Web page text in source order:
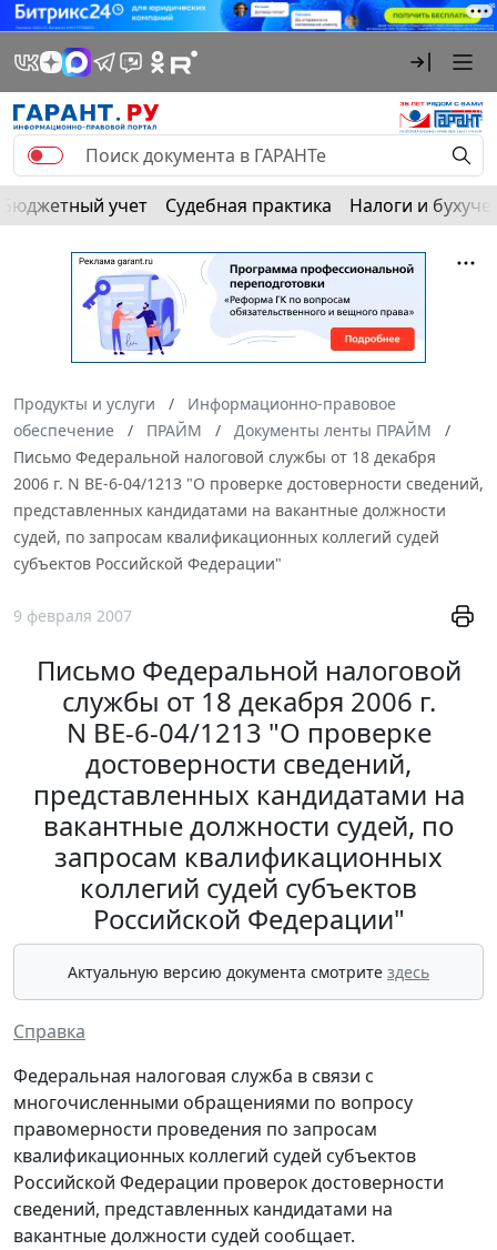
Бюджетный учет Судебная практика Налоги и
Продукты и услуги
Информационно-правовое
обеспечение
ПРАЙМ
Документы ленты ПРАЙМ
Письмо Федеральной налоговой службы от 18 декабря
2006 г. N ВЕ-6-04/1213 "О проверке достоверности сведений,
представленных кандидатами на вакантные должности
судей, по запросам квалификационных коллегий судей
субъектов Российской Федерации"
9 февраля 2007
Письмо Федеральной налоговой
службы от 18 декабря 2006 г.
N ВЕ-6-04/1213 "О проверке
достоверности сведений,
представленных кандидатами на
вакантные должности судей, по
запросам квалификационных
коллегий судей субъектов
Российской Федерации"
Актуальную версию документа смотрите здесь
Справка
Федеральная налоговая служба в связи с
многочисленными обращениями по вопросу
правомерности проведения по запросам
квалификационных коллегий судей субъектов
Российской Федерации проверок достоверности
сведений, представленных кандидатами на
вакантные должности судей сообщает.